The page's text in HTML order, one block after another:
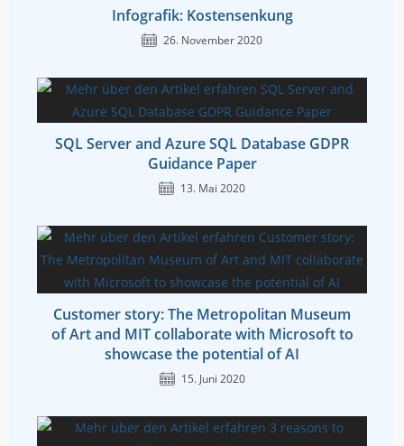
Infografik: Kostensenkung
26. November 2020
SQL Server and Azure SQL Database GDPR
Guidance Paper
13. Mai 2020
Customer story: The Metropolitan Museum
of Art and MIT collaborate with Microsoft to
showcase the potential of AI
15. Juni 2020